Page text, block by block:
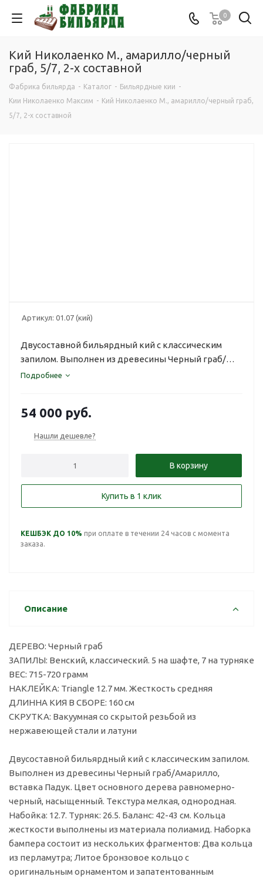
0
Кий Николаенко М., амарилло/черный
граб, 5/7, 2-х составной
Фабрика бильярда - Каталог - Бильярдные кии -
Кии Николаенко Максим - Кий Николаенко М., амарилло/черный граб,
5/7, 2-х составной
Артикул: 01.07 (кий)
Двуcоставной бильярдный кий с классическим
запилом. Выполнен из древесины Черный граб/
Амарилло, вставка Падук.
Подробнее
54 000 руб.
Нашли дешевле?
В корзину
Купить в 1 клик
КЕШБЭК ДО 10% при оплате в течении 24 часов с момента
заказа.
Описание
ДЕРЕВО: Черный граб
ЗАПИЛЫ: Венский, классический. 5 на шафте, 7 на турняке
ВЕС: 715-720 грамм
НАКЛЕЙКА: Triangle 12.7 мм. Жесткость средняя
ДЛИННА КИЯ В СБОРЕ: 160 см
СКРУТКА: Вакуумная со скрытой резьбой из
нержавеющей стали и латуни
Двуcоставной бильярдный кий с классическим запилом.
Выполнен из древесины Черный граб/Амарилло,
вставка Падук. Цвет основного дерева равномерно-
черный, насыщенный. Текстура мелкая, однородная.
Набойка: 12.7. Турняк: 26.5. Баланс: 42-43 см. Кольца
жесткости выполнены из материала полиамид. Наборка
бампера состоит из нескольких фрагментов: Два кольца
из перламутра; Литое бронзовое кольцо с
оригинальным орнаментом и запатентованным